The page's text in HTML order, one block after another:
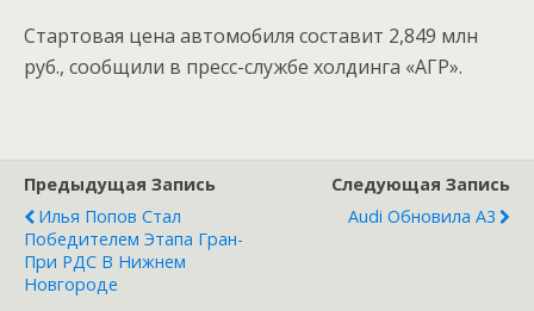
Стартовая цена автомобиля составит 2,849 млн
руб., сообщили в пресс-службе холдинга «АГР».
Предыдущая Запись
Илья Попов Стал
Победителем Этапа Гран-
При РДС В Нижнем
Новгороде
Следующая Запись
Audi Обновила A3